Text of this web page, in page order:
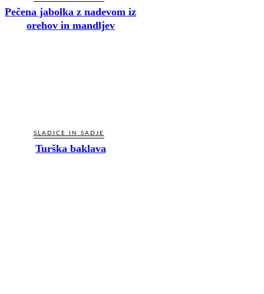
Pečena jabolka z nadevom iz
orehov in mandljev
SLADICE IN SADJE
Turška baklava